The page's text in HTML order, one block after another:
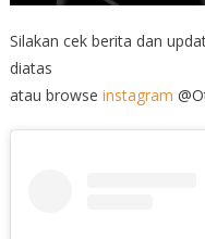
Silakan cek berita dan
diatas
atau browse instagram